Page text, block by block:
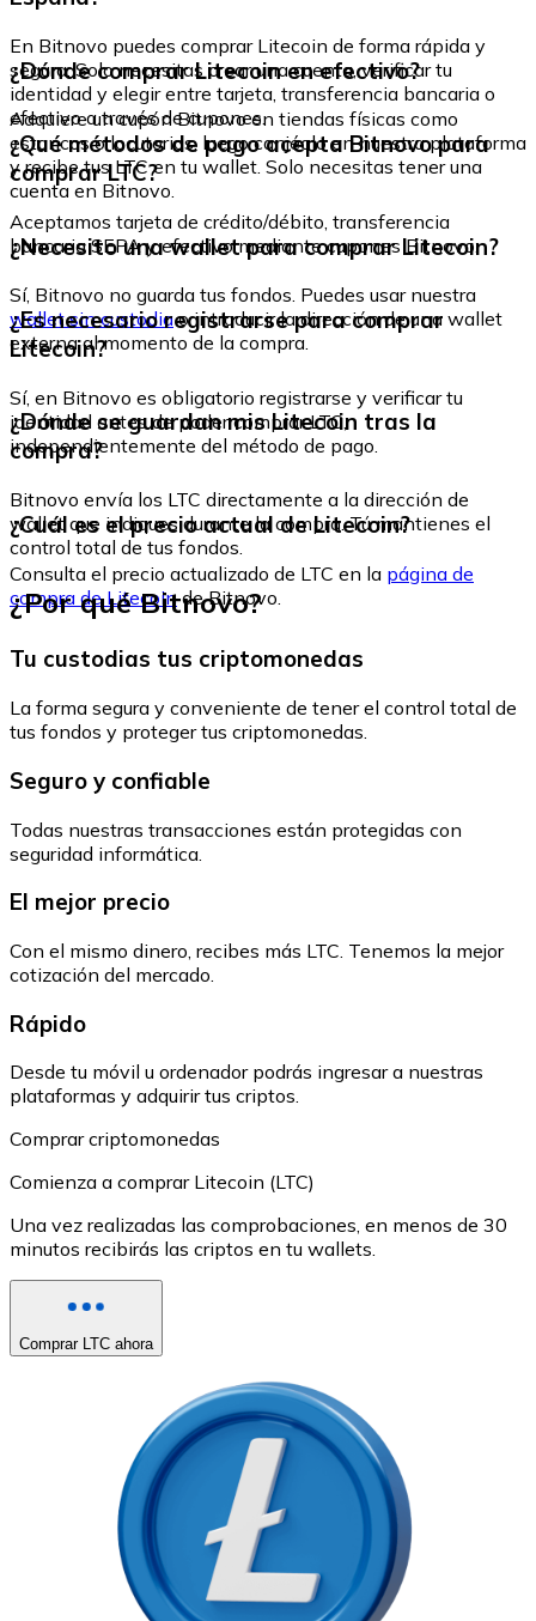
En Bitnovo puedes comprar Litecoin de forma rápida y
segura. Solo necesitas crear una cuenta, verificar tu
identidad y elegir entre tarjeta, transferencia bancaria o
efectivo a través de cupones.
¿Dónde comprar Litecoin en efectivo?
Adquiere un cupón Bitnovo en tiendas físicas como
estancos o locutorios, luego canjéalo en nuestra plataforma
y recibe tus LTC en tu wallet. Solo necesitas tener una
cuenta en Bitnovo.
¿Qué métodos de pago acepta Bitnovo para
comprar LTC?
Aceptamos tarjeta de crédito/débito, transferencia
bancaria SEPA y efectivo mediante cupones Bitnovo.
¿Necesito una wallet para comprar Litecoin?
Sí, Bitnovo no guarda tus fondos. Puedes usar nuestra
wallet sin custodiao introducir la dirección de una wallet
externa al momento de la compra.
¿Es necesario registrarse para comprar
Litecoin?
Sí, en Bitnovo es obligatorio registrarse y verificar tu
identidad antes de poder comprar LTC,
independientemente del método de pago.
¿Dónde se guardan mis Litecoin tras la
compra?
Bitnovo envía los LTC directamente a la dirección de
wallet que indiques durante la compra. Tú mantienes el
control total de tus fondos.
¿Cuál es el precio actual de Litecoin?
Consulta el precio actualizado de LTC en la página de
compra de Litecoinde Bitnovo.
¿Por qué Bitnovo?
Tu custodias tus criptomonedas
La forma segura y conveniente de tener el control total de
tus fondos y proteger tus criptomonedas.
Seguro y confiable
Todas nuestras transacciones están protegidas con
seguridad informática.
El mejor precio
Con el mismo dinero, recibes más LTC. Tenemos la mejor
cotización del mercado.
Rápido
Desde tu móvil u ordenador podrás ingresar a nuestras
plataformas y adquirir tus criptos.
Comprar criptomonedas
Comienza a comprar Litecoin (LTC)
Una vez realizadas las comprobaciones, en menos de 30
minutos recibirás las criptos en tu wallets.
Comprar LTC ahora